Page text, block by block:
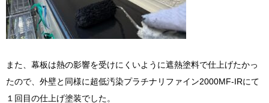
また、幕板は熱の影響を受けにくいように遮熱塗料で仕上げたかっ
たので、外壁と同様に超低汚染プラチナリファイン2000MF-IRにて
１回目の仕上げ塗装でした。